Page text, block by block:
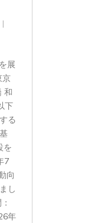
展
京
和
下
る
を
7
向
し
年